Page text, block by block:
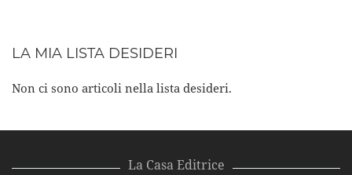
LA MIA LISTA DESIDERI
Non ci sono articoli nella lista desideri.
La Casa Editrice